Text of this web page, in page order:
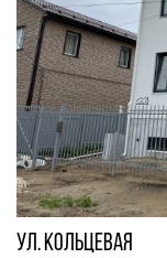
ул. Кольцевая